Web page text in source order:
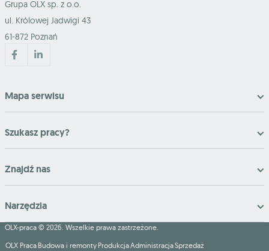
Grupa OLX sp. z o.o.
ul. Królowej Jadwigi 43
61-872 Poznań
Mapa serwisu
Szukasz pracy?
Znajdź nas
Narzędzia
OLX-praca © 2026. Wszelkie prawa zastrzeżone.
OLX Praca Budowa i remonty ProdukcjaAdministracjaSprzedaż